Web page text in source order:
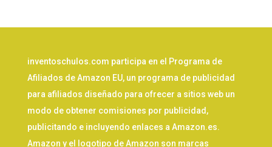
inventoschulos.com participa en el Programa de
Afiliados de Amazon EU, un programa de publicidad
para afiliados diseñado para ofrecer a sitios web un
modo de obtener comisiones por publicidad,
publicitando e incluyendo enlaces a Amazon.es.
Amazon y el logotipo de Amazon son marcas